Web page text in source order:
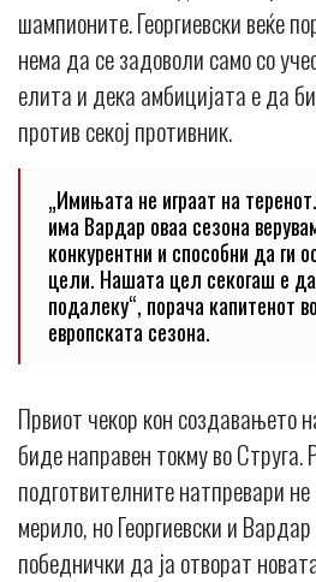
шампионите. Георгиевски веќе
нема да се задоволи само со
елита и дека амбицијата е да
против секој противник.
„Имињата не играат на
има Вардар оваа сезона
конкурентни и способни да ги
цели. Нашата цел секогаш е
подалеку“, порача капитенот
европската сезона.
Првиот чекор кон создавањето
биде направен токму во Струга.
подготвителните натпревари
мерило, но Георгиевски и
победнички да ја отворат